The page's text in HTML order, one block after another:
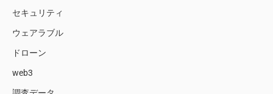
セキュリティ
ウェアラブル
ドローン
web3